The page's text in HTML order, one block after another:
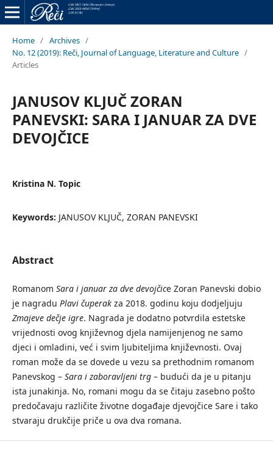
Home / Archives /
No. 12 (2019): Reči, Journal of Language, Literature and Culture /
Articles
JANUSOV KLJUČ ZORAN
PANEVSKI: SARA I JANUAR ZA DVE
DEVOJČICE
Kristina N. Topic
Keywords: JANUSOV KLJUČ, ZORAN PANEVSKI
Abstract
Romanom Sara i januar za dve devojčice Zoran Panevski dobio
je nagradu Plavi čuperak za 2018. godinu koju dodjeljuju
Zmajeve dečje igre. Nagrada je dodatno potvrdila estetske
vrijednosti ovog književnog djela namijenjenog ne samo
djeci i omladini, već i svim ljubiteljima književnosti. Ovaj
roman može da se dovede u vezu sa prethodnim romanom
Panevskog – Sara i zaboravljeni trg – budući da je u pitanju
ista junakinja. No, romani mogu da se čitaju zasebno pošto
predočavaju različite životne događaje djevojčice Sare i tako
stvaraju drukčije priče u ova dva romana.